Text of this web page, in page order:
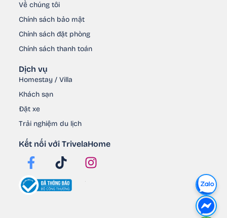
Về chúng tôi
Chính sách bảo mật
Chính sách đặt phòng
Chính sách thanh toán
Dịch vụ
Homestay / Villa
Khách sạn
Đặt xe
Trải nghiệm du lịch
Kết nối với TrivelaHome